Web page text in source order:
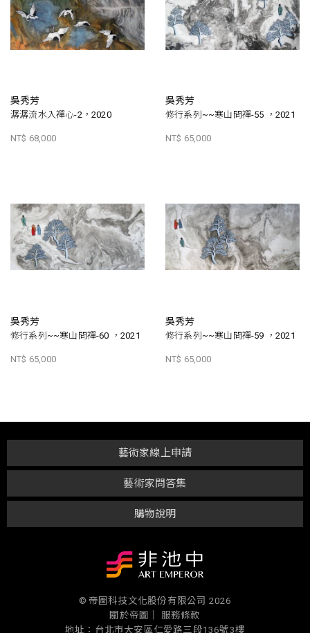
吳秀芳
潺潺流水入禪心-2，2020
NT$ 68,000
吳秀芳
修行系列~~寒山問禪-55 ，2021
NT$ 65,000
吳秀芳
修行系列~~寒山問禪-60 ，2021
NT$ 65,000
吳秀芳
修行系列~~寒山問禪-59 ，2021
NT$ 65,000
購物說明
藝術家問答集
藝術家線上申請
© 帝圖科技文化股份有限公司 2026
關於帝圖｜
服務條款
地址：台北市大安區仁愛路三段136號3樓